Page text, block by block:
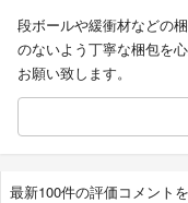
段ボールや緩衝材などの
のないよう丁寧な梱包を
お願い致します。
最新100件の評価コメント